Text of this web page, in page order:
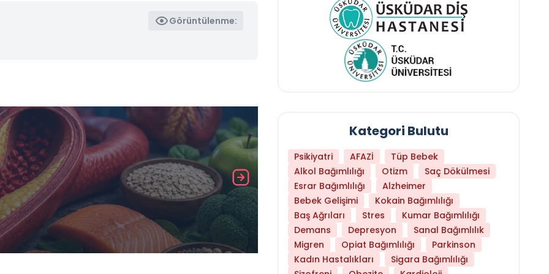
Görüntülenme:
Daha Az Protein Tüketmek Yaşlanmayı
Kategori Bulutu
Psikiyatri AFAZİ
Tüp Bebek
Alkol Bağımlılığı
Otizm
Saç Dökülmesi
Esrar Bağımlılığı
Alzheimer
Bebek Gelişimi
Kokain Bağımlılığı
Baş Ağrıları
Stres
Kumar Bağımlılığı
Demans
Depresyon
Sanal Bağımlılık
Migren
Opiat Bağımlılığı
Parkinson
Kadın Hastalıkları
Sigara Bağımlılığı